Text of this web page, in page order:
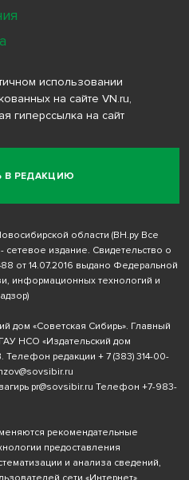
В РЕДАКЦИЮ
использовании
на сайте VN.ru,
гиперссылка на сайт
области (ВН.ру Все
сетевое издание. Свидетельство о
от 14.07.2016 выдано Федеральной
информационных технологий и
дом «Советская Сибирь». Главный
НСО «Издательский дом
Телефон редакции + 7 (383) 314-00-
pr@sovsibir.ru Телефон +7-983-
рекомендательные
предоставления
и анализа сведений,